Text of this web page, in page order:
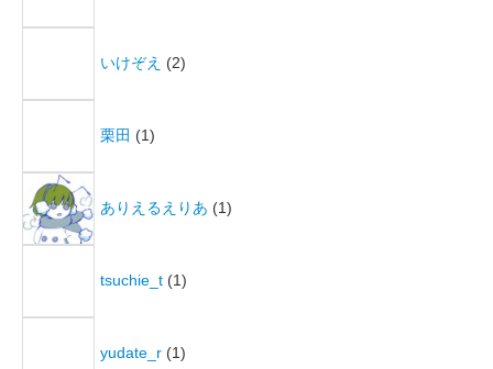
いけぞえ (2)
栗田 (1)
ありえるえりあ (1)
tsuchie_t (1)
yudate_r (1)